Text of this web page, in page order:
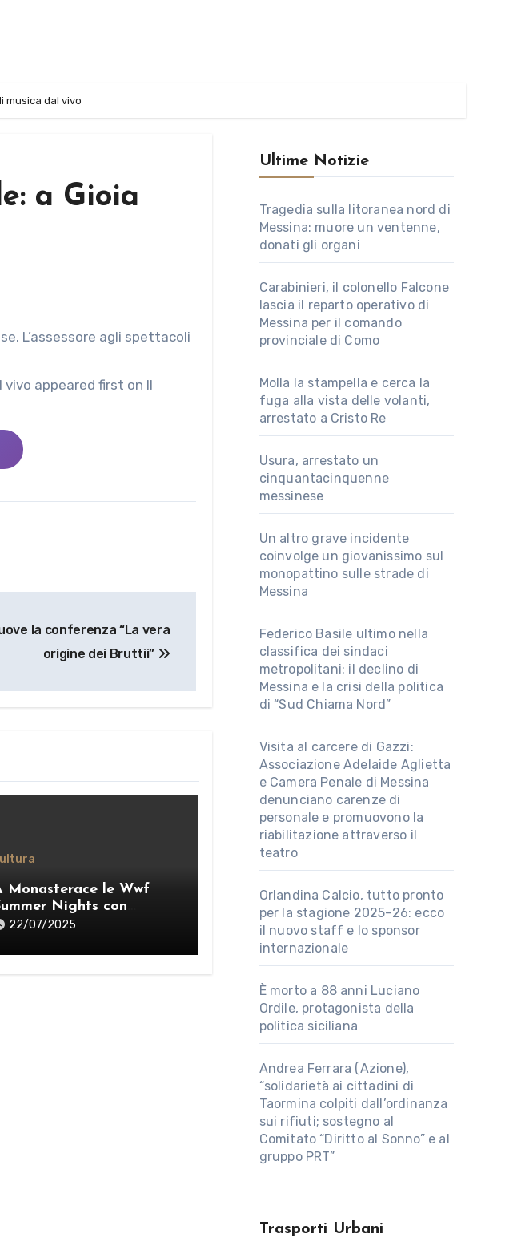
musica dal vivo
a Gioia
vivo appeared first on Il
la conferenza “La vera
origine dei Bruttii”
Monasterace le Wwf
Nights con
Sarafine e Pau
22/07/2025
Ultime Notizie
Tragedia sulla litoranea nord di
Messina: muore un ventenne,
donati gli organi
Carabinieri, il colonello Falcone
lascia il reparto operativo di
Messina per il comando
provinciale di Como
Molla la stampella e cerca la
fuga alla vista delle volanti,
arrestato a Cristo Re
Usura, arrestato un
cinquantacinquenne
messinese
Un altro grave incidente
coinvolge un giovanissimo sul
monopattino sulle strade di
Messina
Federico Basile ultimo nella
classifica dei sindaci
metropolitani: il declino di
Messina e la crisi della politica
di “Sud Chiama Nord”
Visita al carcere di Gazzi:
Associazione Adelaide Aglietta
e Camera Penale di Messina
denunciano carenze di
personale e promuovono la
riabilitazione attraverso il
teatro
Orlandina Calcio, tutto pronto
per la stagione 2025–26: ecco
il nuovo staff e lo sponsor
internazionale
È morto a 88 anni Luciano
Ordile, protagonista della
politica siciliana
Andrea Ferrara (Azione),
“solidarietà ai cittadini di
Taormina colpiti dall’ordinanza
sui rifiuti; sostegno al
Comitato “Diritto al Sonno” e al
gruppo PRT”
Trasporti Urbani